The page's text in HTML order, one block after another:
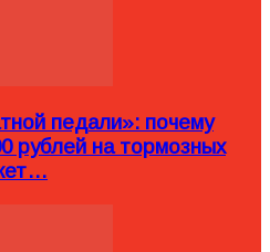
педали»: почему
рублей на тормозных